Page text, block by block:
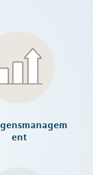
ent